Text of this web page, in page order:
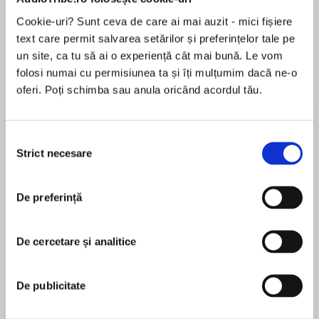
Cookie-uri? Sunt ceva de care ai mai auzit - mici fișiere
text care permit salvarea setărilor și preferințelor tale pe
un site, ca tu să ai o experiență cât mai bună. Le vom
folosi numai cu permisiunea ta și îți mulțumim dacă ne-o
oferi. Poți schimba sau anula oricând acordul tău.
consimțământului
Strict necesare
De preferință
De cercetare și analitice
De publicitate
de...
Dani Francis
la...
Lauren Weisberger
Desprecarte
Bold, impulsive, and a magnet for trouble,
Juliana Fiori is no simpering English miss. She
her mind, cares nothing for the approval of the
ton, and can throw a punch with remarkable
accuracy. Her scandalous nature makes her a
favorite subject of London's most practiced
Duke of Leighton wants far far away from him.
MAI MULT
A life-long romance reader, Sarah MacLean wrote